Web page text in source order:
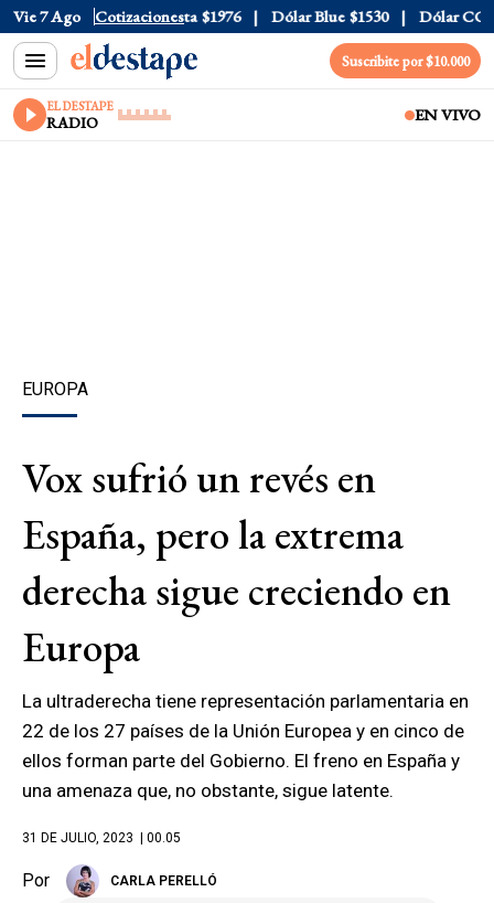
Vie 7 Ago Cotizaciones
$1520 Dólar Tarjeta $1976 Dólar Blue $1530 Dólar CCL
Suscribite por $10.000
EL DESTAPE
RADIO EN VIVO
EUROPA
Vox sufrió un revés en
España, pero la extrema
derecha sigue creciendo en
Europa
La ultraderecha tiene representación parlamentaria en
22 de los 27 países de la Unión Europea y en cinco de
ellos forman parte del Gobierno. El freno en España y
una amenaza que, no obstante, sigue latente.
31 DE JULIO, 2023 | 00.05
Por CARLA PERELLÓ